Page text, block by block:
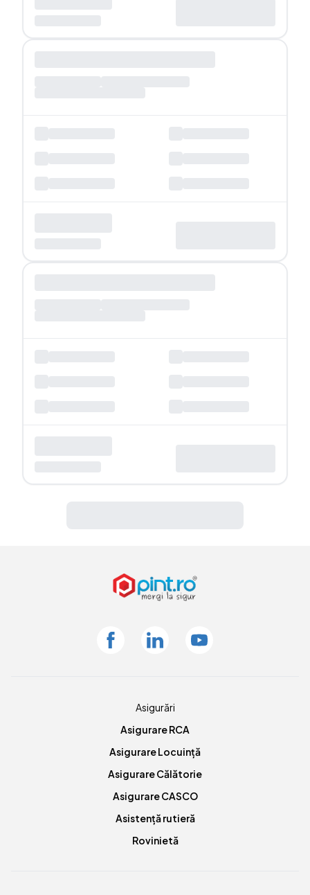
FacebookLinkedin Youtube
Asigurări
Asigurare RCA
Asigurare Locuință
Asigurare Călătorie
Asigurare CASCO
Asistență rutieră
Rovinietă